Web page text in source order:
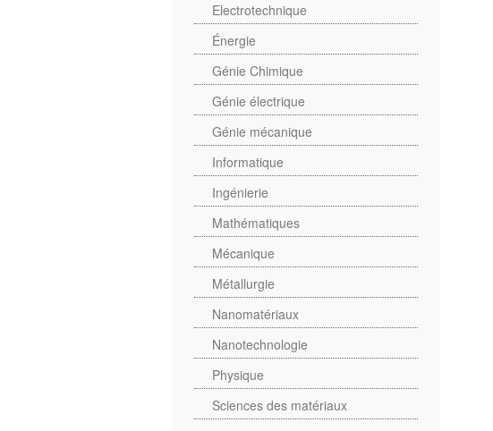
Electrotechnique
Énergie
Génie Chimique
Génie électrique
Génie mécanique
Informatique
Ingénierie
Mathématiques
Mécanique
Métallurgie
Nanomatériaux
Nanotechnologie
Physique
Sciences des matériaux